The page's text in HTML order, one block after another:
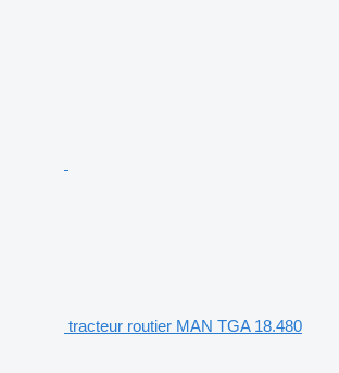
tracteur routier MAN TGA 18.480